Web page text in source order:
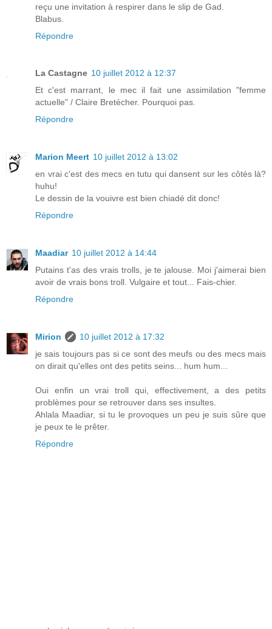
reçu une invitation à respirer dans le slip de Gad.
Blabus.
Répondre
La Castagne 10 juillet 2012 à 12:37
Et c'est marrant, le mec il fait une assimilation "femme
actuelle" / Claire Bretécher. Pourquoi pas.
Répondre
Marion Meert 10 juillet 2012 à 13:02
en vrai c'est des mecs en tutu qui dansent sur les côtés là?
huhu!
Le dessin de la vouivre est bien chiadé dit donc!
Répondre
Maadiar 10 juillet 2012 à 14:44
Putains t'as des vrais trolls, je te jalouse. Moi j'aimerai bien
avoir de vrais bons troll. Vulgaire et tout... Fais-chier.
Répondre
Mirion
10 juillet 2012 à 17:32
je sais toujours pas si ce sont des meufs ou des mecs mais
on dirait qu'elles ont des petits seins... hum hum...
Oui enfin un vrai troll qui, effectivement, a des petits
problèmes pour se retrouver dans ses insultes.
Ahlala Maadiar, si tu le provoques un peu je suis sûre que
je peux te le prêter.
Répondre